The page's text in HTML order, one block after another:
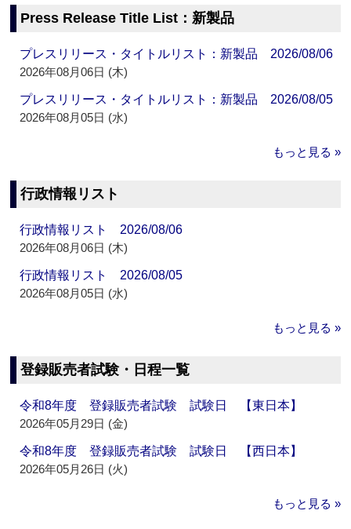
Press Release Title List：新製品
プレスリリース・タイトルリスト：新製品 2026/08/06
2026年08月06日 (木)
プレスリリース・タイトルリスト：新製品 2026/08/05
2026年08月05日 (水)
もっと見る »
行政情報リスト
行政情報リスト 2026/08/06
2026年08月06日 (木)
行政情報リスト 2026/08/05
2026年08月05日 (水)
もっと見る »
登録販売者試験・日程一覧
令和8年度 登録販売者試験 試験日 【東日本】
2026年05月29日 (金)
令和8年度 登録販売者試験 試験日 【西日本】
2026年05月26日 (火)
もっと見る »